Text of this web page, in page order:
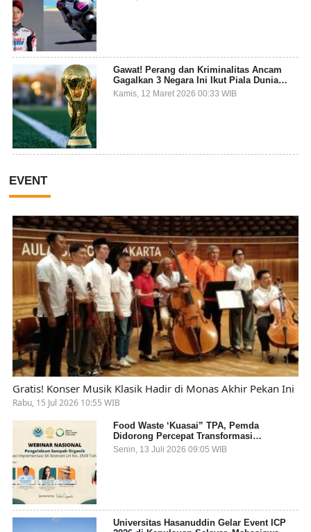
Gawat! Perang dan Kriminalitas Ancam
Gagalkan 3 Negara Ini Ikut Piala Dunia
2026
Kamis, 12 Maret 2026 00:33 WIB
EVENT
Gratis! Konser Musik Klasik Hadir di Monas Akhir Pekan Ini
Rabu, 15 Jul 2026 10:55 WIB
Food Waste ‘Kuasai” TPA, Pemda
Didorong Percepat Transformasi
Pengelolaan Sampah Organik dari Sumber
Senin, 13 Juli 2026 09:05 WIB
Universitas Hasanuddin Gelar Event ICP